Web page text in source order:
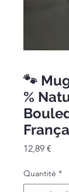
🐾
%
12,89 €
Quantité *